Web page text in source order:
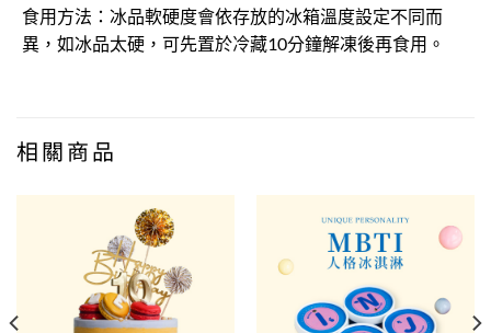
食用方法：冰品軟硬度會依存放的冰箱溫度設定不同而
異，如冰品太硬，可先置於冷藏10分鐘解凍後再食用。
相關商品